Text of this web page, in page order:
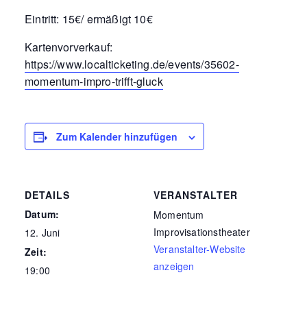
Eintritt: 15€/ ermäßigt 10€
Kartenvorverkauf:
https://www.localticketing.de/events/35602-
momentum-impro-trifft-gluck
Zum Kalender hinzufügen
DETAILS
Datum:
12. Juni
Zeit:
19:00
VERANSTALTER
Momentum
Improvisationstheater
Veranstalter-Website
anzeigen